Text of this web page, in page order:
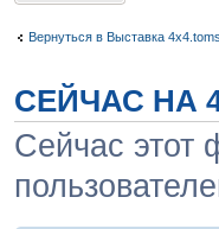
Вернуться в Выставка
СЕЙЧАС НА
Сейчас этот